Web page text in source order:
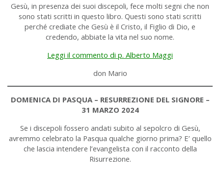
Gesù, in presenza dei suoi discepoli, fece molti segni che non
sono stati scritti in questo libro. Questi sono stati scritti
perché crediate che Gesù è il Cristo, il Figlio di Dio, e
credendo, abbiate la vita nel suo nome.
Leggi il commento di p. Alberto Maggi
don Mario
DOMENICA DI PASQUA – RESURREZIONE DEL SIGNORE –
31 MARZO 2024
Se i discepoli fossero andati subito al sepolcro di Gesù,
avremmo celebrato la Pasqua qualche giorno prima? E’ quello
che lascia intendere l’evangelista con il racconto della
Risurrezione.